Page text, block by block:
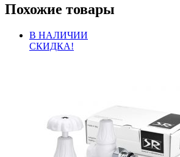
Похожие товары
В НАЛИЧИИ
СКИДКА!